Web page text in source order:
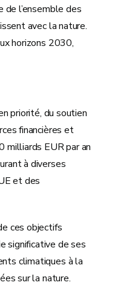
l’ensemble des
avec la nature.
horizons 2030,
priorité, du soutien
financières et
milliards EUR par an
à diverses
et des
ces objectifs
significative de ses
climatiques à la
sur la nature.